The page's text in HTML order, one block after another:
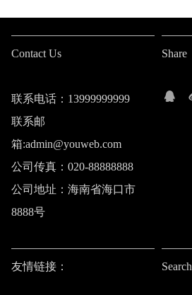
Contact Us
联系电话：13999999999
联系邮
箱:admin@youweb.com
公司传真：020-88888888
公司地址：海南省海口市
8888号
Share
友情链接： Search